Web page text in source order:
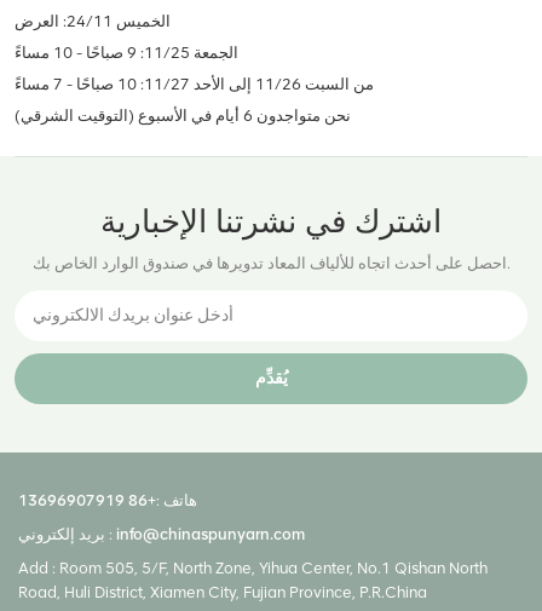
الخميس 24/11: العرض
الجمعة 11/25: 9 صباحًا - 10 مساءً
من السبت 11/26 إلى الأحد 11/27: 10 صباحًا - 7 مساءً
(التوقيت الشرقي) نحن متواجدون 6 أيام في الأسبوع
اشترك في نشرتنا الإخبارية
احصل على أحدث اتجاه للألياف المعاد تدويرها في صندوق الوارد الخاص بك.
يُقدِّم
هاتف :+86 13696907919
بريد إلكتروني : info@chinaspunyarn.com
Add : Room 505, 5/F, North Zone, Yihua Center, No.1 Qishan North
Road, Huli District, Xiamen City, Fujian Province, P.R.China